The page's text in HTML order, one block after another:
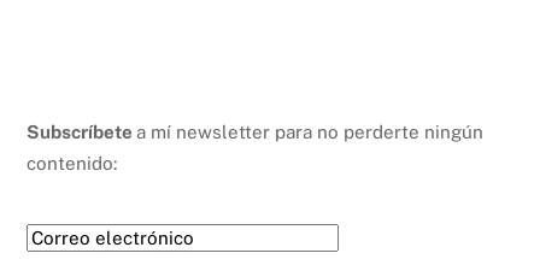
Subscríbete a mí newsletter para no perderte ningún
contenido: